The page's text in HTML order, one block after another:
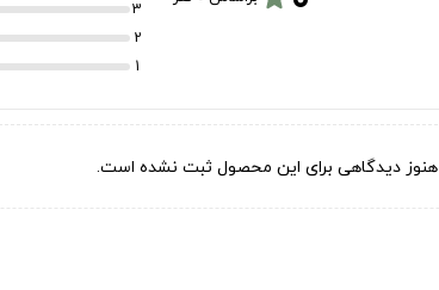
3
2
1
هنوز دیدگاهی برای این محصول ثبت نشده است.